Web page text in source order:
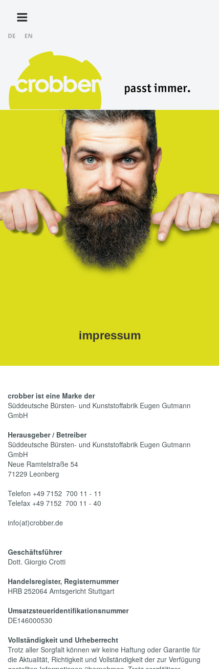
DE EN
impressum
crobber ist eine Marke der
Süddeutsche Bürsten- und Kunststoffabrik Eugen Gutmann
GmbH
Herausgeber / Betreiber
Süddeutsche Bürsten- und Kunststoffabrik Eugen Gutmann
GmbH
Neue Ramtelstraße 54
71229 Leonberg
Telefon +49 7152 700 11 - 11
Telefax +49 7152 700 11 - 40
info(at)crobber.de
Geschäftsführer
Dott. Giorgio Crotti
Handelsregister, Registernummer
HRB 252064 Amtsgericht Stuttgart
Umsatzsteueridentifikationsnummer
DE146000530
Vollständigkeit und Urheberrecht
Trotz aller Sorgfalt können wir keine Haftung oder Garantie für
die Aktualität, Richtigkeit und Vollständigkeit der zur Verfügung